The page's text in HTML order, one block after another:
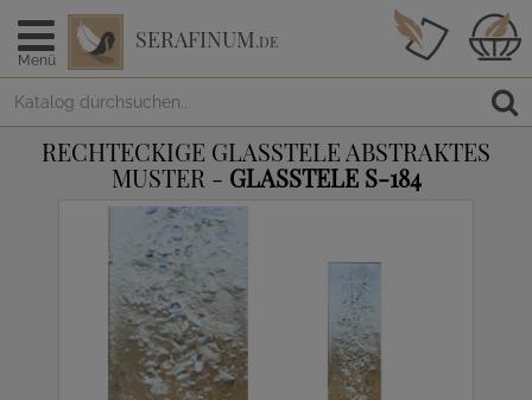
Menü
SERAFINUM.DE
RECHTECKIGE GLASSTELE ABSTRAKTES
MUSTER - GLASSTELE S-184